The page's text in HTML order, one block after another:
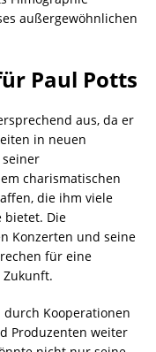
außergewöhnlichen
Paul Potts
aus, da er
in neuen
charismatischen
die ihm viele
bietet. Die
Konzerten und seine
für eine
Zukunft.
durch Kooperationen
Produzenten weiter